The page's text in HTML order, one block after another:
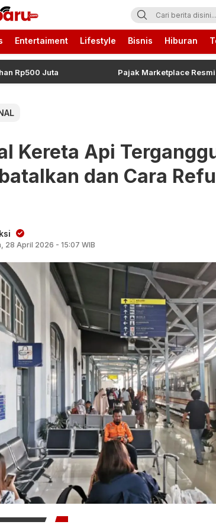
Terbaru dan Terkini Hari Ini
Entertaiment Lifestyle Bisnis Hiburan
Juta Pajak Marketplace Resmi
Kereta Api
dan Cara
28 April 2026 - 15:07 WIB